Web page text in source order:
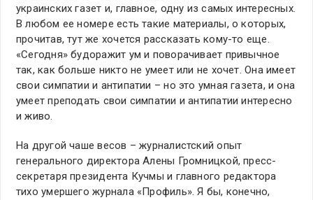
украинских газет и, главное, одну из самых интересных.
В любом ее номере есть такие материалы, о которых,
прочитав, тут же хочется рассказать кому-то еще.
«Сегодня» будоражит ум и поворачивает привычное
так, как больше никто не умеет или не хочет. Она имеет
свои симпатии и антипатии – но это умная газета, и она
умеет преподать свои симпатии и антипатии интересно
и живо.
На другой чаше весов – журналистский опыт
генерального директора Алены Громницкой, пресс-
секретаря президента Кучмы и главного редактора
тихо умершего журнала «Профиль». Я бы, конечно,